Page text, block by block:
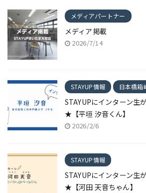
メディアパートナー
メディア掲載
2026/7/14
STAYUP情報 日本橋箱
STAYUPにインターン生
★【平垣 汐音くん】
2026/2/6
STAYUP情報
STAYUPにインターン生
★【河田 天音ちゃん】